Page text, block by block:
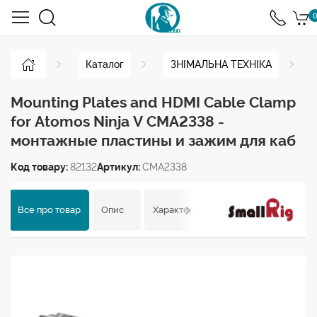
0
Каталог ЗНІМАЛЬНА ТЕХНІКА
Mounting Plates and HDMI Cable Clamp
for Atomos Ninja V CMA2338 -
монтажные пластины и зажим для каб
Код товару:82132Артикул:CMA2338
Все про товар Опис Характеристики Відгуки